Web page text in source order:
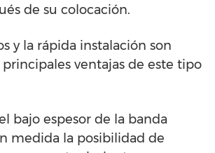
de su colocación.
y la rápida instalación son
principales ventajas de este tipo
bajo espesor de la banda
medida la posibilidad de